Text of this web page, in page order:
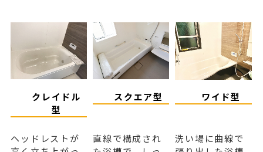
クレイドル
型
スクエア型 ワイド型
ヘッドレストが
直線で構成され
洗い場に曲線で